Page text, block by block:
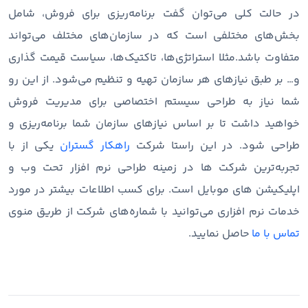
در حالت کلی می‌توان گفت برنامه‌ریزی برای فروش، شامل
بخش‌های مختلفی است که در سازمان‌های مختلف می‌تواند
متفاوت باشد.مثلا استراتژی‌ها، تاکتیک‌ها، سیاست قیمت گذاری
و… بر طبق نیازهای هر سازمان تهیه و تنظیم می‌شود. از این رو
شما نیاز به طراحی سیستم اختصاصی برای مدیریت فروش
خواهید داشت تا بر اساس نیازهای سازمان شما برنامه‌ریزی و
طراحی شود. در این راستا شرکت راهکار گستران یکی از با
تجربه‌ترین شرکت ها در زمینه طراحی نرم افزار تحت وب و
اپلیکیشن های موبایل است. برای کسب اطلاعات بیشتر در مورد
خدمات نرم افزاری می‌توانید با شماره‌های شرکت از طریق منوی
تماس با ما حاصل نمایید.